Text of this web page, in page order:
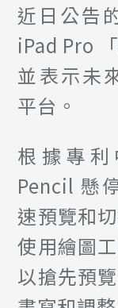
近日公告
iPad Pro
並表示未
平台。
根據專
Pencil 懸
速預覽和
使用繪圖
以搶先預